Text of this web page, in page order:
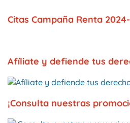
Citas Campaña Renta
Afíliate y defiende tus
¡Consulta nuestras